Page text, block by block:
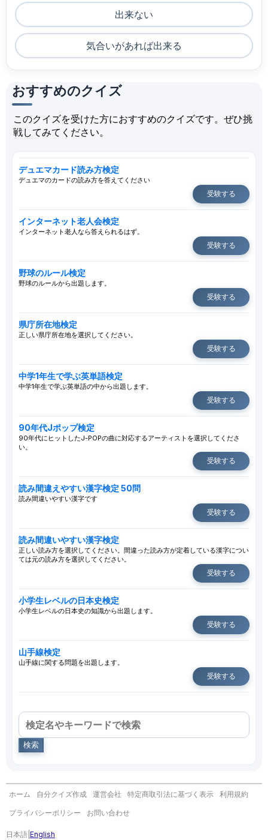
出来ない
気合いがあれば出来る
おすすめのクイズ
このクイズを受けた方におすすめのクイズです。ぜひ挑
戦してみてください。
デュエマカード読み方検定
デュエマのカードの読み方を答えてください
受験する
インターネット老人会検定
インターネット老人なら答えられるはず。
受験する
野球のルール検定
野球のルールから出題します。
受験する
県庁所在地検定
正しい県庁所在地を選択してください。
受験する
中学1年生で学ぶ英単語検定
中学1年生で学ぶ英単語の中から出題します。
受験する
90年代Jポップ検定
90年代にヒットしたJ-POPの曲に対応するアーティストを選択してくださ
い。
受験する
読み間違えやすい漢字検定 50問
読み間違いやすい漢字です
受験する
読み間違いやすい漢字検定
正しい読み方を選択してください。間違った読み方が定着している漢字につい
ては元の読み方を選択してください。
受験する
小学生レベルの日本史検定
小学生レベルの日本史の知識から出題します。
受験する
山手線検定
山手線に関する問題を出題します。
受験する
検索
ホーム 自分クイズ作成 運営会社 特定商取引法に基づく表示 利用規約
プライバシーポリシー お問い合わせ
日本語 English